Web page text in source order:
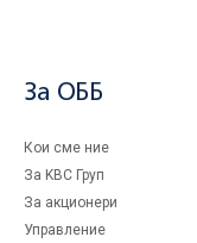
За ОББ
Кои сме ние
За KBC Груп
За акционери
Управление